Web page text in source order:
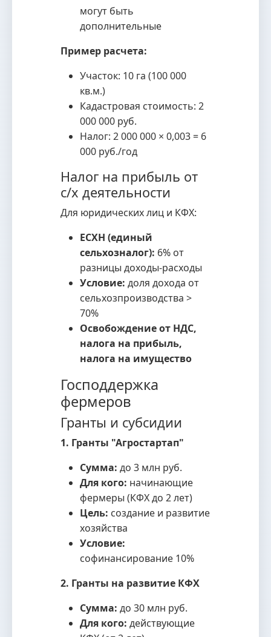
могут быть
дополнительные
Пример расчета:
Участок: 10 га (100 000
кв.м.)
Кадастровая стоимость: 2
000 000 руб.
Налог: 2 000 000 × 0,003 = 6
000 руб./год
Налог на прибыль от
с/х деятельности
Для юридических лиц и КФХ:
ЕСХН (единый
сельхозналог): 6% от
разницы доходы-расходы
Условие: доля дохода от
сельхозпроизводства >
70%
Освобождение от НДС,
налога на прибыль,
налога на имущество
Господдержка
фермеров
Гранты и субсидии
1. Гранты "Агростартап"
Сумма: до 3 млн руб.
Для кого: начинающие
фермеры (КФХ до 2 лет)
Цель: создание и развитие
хозяйства
Условие:
софинансирование 10%
2. Гранты на развитие КФХ
Сумма: до 30 млн руб.
Для кого: действующие